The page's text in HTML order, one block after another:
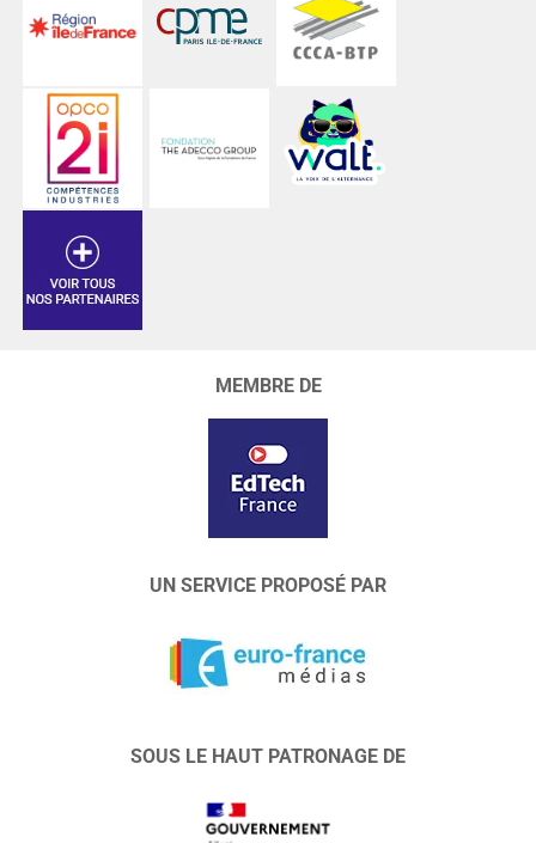
MEMBRE DE
UN SERVICE PROPOSÉ PAR
SOUS LE HAUT PATRONAGE DE